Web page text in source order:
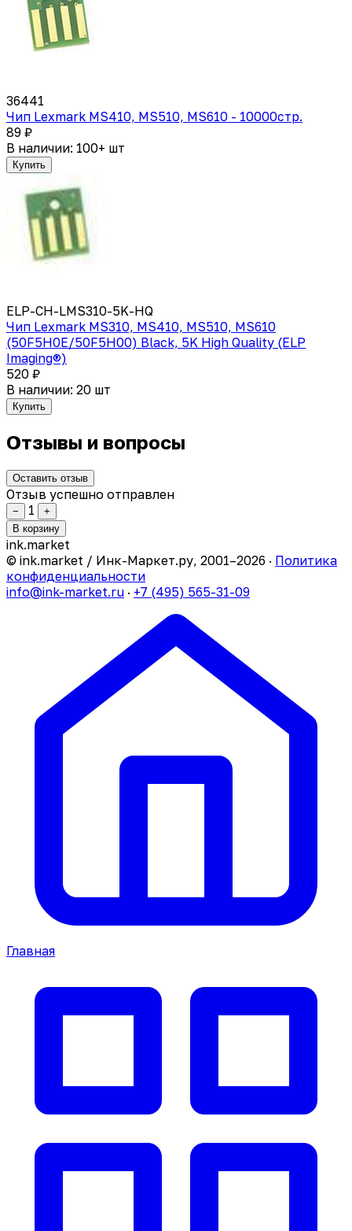
36441
Чип Lexmark MS410, MS510, MS610 - 10000стр.
89 ₽
В наличии: 100+ шт
Купить
ELP-CH-LMS310-5K-HQ
Чип Lexmark MS310, MS410, MS510, MS610
(50F5H0E/50F5H00) Black, 5K High Quality (ELP
Imaging®)
520 ₽
В наличии: 20 шт
Купить
Отзывы и вопросы
Оставить отзыв
Отзыв успешно отправлен
− 1
+
В корзину
ink.market
© ink.market / Инк-Маркет.ру, 2001–2026 · Политика
конфиденциальности
info@ink-market.ru · +7 (495) 565-31-09
Главная